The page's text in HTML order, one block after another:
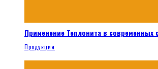
Применение Теплонита в
Продукция